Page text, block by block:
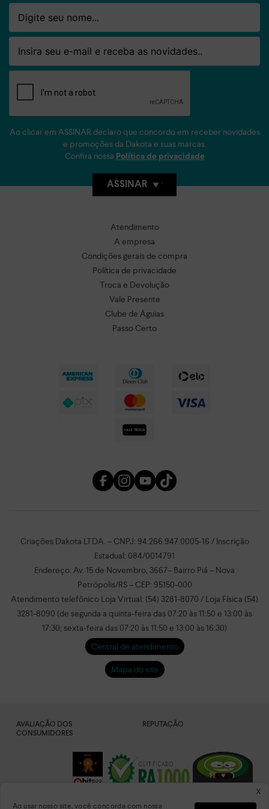
x
Ao usar nosso site, você concorda com nossa
Nome
Email
Ao clicar em ASSINAR declaro que concordo em receber novidades
e promoções da Dakota e suas marcas.
Confira nossa Política de privacidade
ASSINAR
Atendimento
A empresa
Condições gerais de compra
Política de privacidade
Troca e Devolução
Vale Presente
Clube de Águias
Passo Certo
Criações Dakota LTDA. – CNPJ: 94.266.947.0005-16 / Inscrição
Estadual: 084/0014791
Endereço: Av. 15 de Novembro, 3667– Bairro Piá – Nova
Petrópolis/RS – CEP: 95150-000
Atendimento telefônico Loja Virtual: (54) 3281-8070 / Loja Física (54)
3281-8090 (de segunda a quinta-feira das 07:20 às 11:50 e 13:00 às
17:30; sexta-feira das 07:20 às 11:50 e 13:00 às 16:30)
Central de atendimento
Mapa do site
AVALIAÇÃO DOS
CONSUMIDORES
REPUTAÇÃO